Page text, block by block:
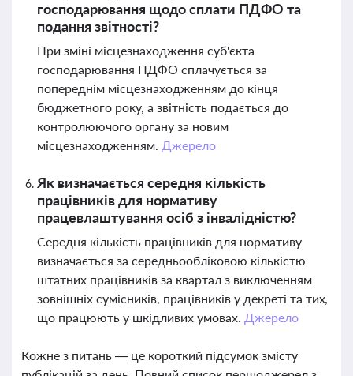
господарювання щодо сплати ПДФО та
подання звітності?
При зміні місцезнаходження суб'єкта
господарювання ПДФО сплачується за
попереднім місцезнаходженням до кінця
бюджетного року, а звітність подається до
контролюючого органу за новим
місцезнаходженням. Джерело
Як визначається середня кількість
працівників для нормативу
працевлаштування осіб з інвалідністю?
Середня кількість працівників для нормативу
визначається за середньообліковою кількістю
штатних працівників за квартал з виключенням
зовнішніх сумісників, працівників у декреті та тих,
що працюють у шкідливих умовах. Джерело
Кожне з питань — це короткий підсумок змісту